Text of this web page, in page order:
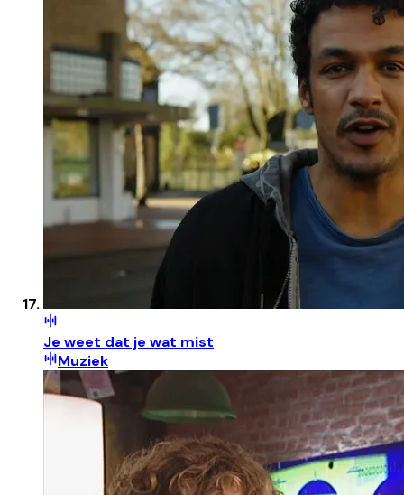
Je weet dat je wat mist
Muziek